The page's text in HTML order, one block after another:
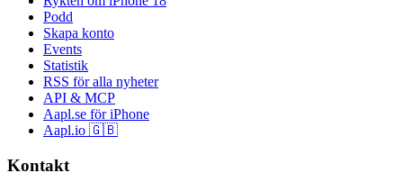
Podd
Skapa konto
Events
Statistik
RSS för alla nyheter
API & MCP
Aapl.se för iPhone
Aapl.io 🇬🇧
Kontakt